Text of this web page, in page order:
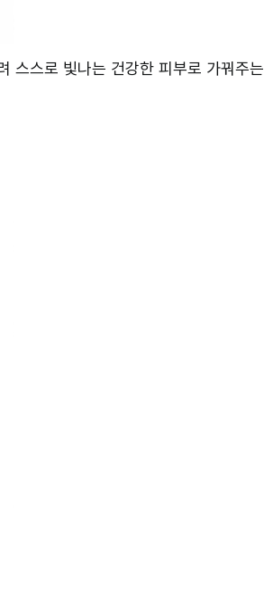
스스로 빛나는 건강한 피부로 가꿔주는